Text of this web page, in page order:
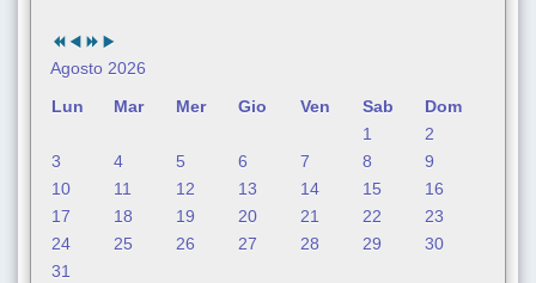
.
Agosto 2026
Lun
Mar Mer Gio Ven Sab
Dom
1
2
3
4 5 6 7 8
9
10
11 12 13 14 15
16
17
18 19 20 21 22
23
24
25 26 27 28 29
30
31